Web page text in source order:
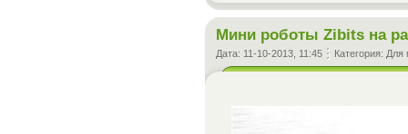
Мини роботы Zibits на
Дата: 11-10-2013, 11:45 Категория: Для